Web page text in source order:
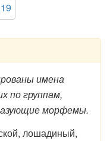
имена
по группам,
морфемы.
лошадиный,